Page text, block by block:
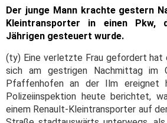
Der junge Mann krachte gestern
Kleintransporter in einen Pkw,
Jährigen gesteuert wurde.
(ty) Eine verletzte Frau gefordert hat
sich am gestrigen Nachmittag im
Pfaffenhofen an der Ilm ereignet
Polizeiinspektion heute berichtet,
einem Renault-Kleintransporter auf